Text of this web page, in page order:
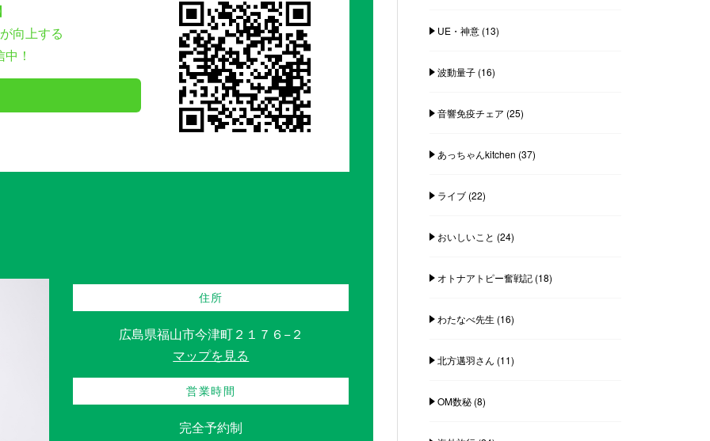
向上する
！
住所
広島県福山市今津町２１７６−２
マップを見る
営業時間
完全予約制
UE・神意(13)
波動量子(16)
音響免疫チェア (25)
あっちゃんkitchen (37)
ライブ(22)
おいしいこと (24)
オトナアトピー奮戦記(18)
わたなべ先生 (16)
北方邁羽さん (11)
OM数秘(8)